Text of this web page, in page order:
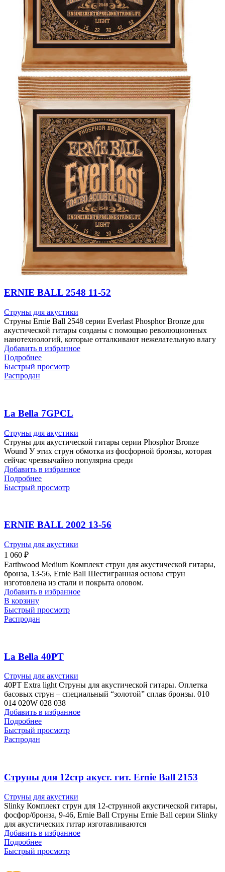
ERNIE BALL 2548 11-52
Струны для акустики
Струны Ernie Ball 2548 серии Everlast Phosphor Bronze для
акустической гитары созданы с помощью революционных
нанотехнологий, которые отталкивают нежелательную влагу
Добавить в избранное
Подробнее
Быстрый просмотр
Распродан
La Bella 7GPCL
Струны для акустики
Струны для акустической гитары серии Phosphor Bronze
Wound У этих струн обмотка из фосфорной бронзы, которая
сейчас чрезвычайно популярна среди
Добавить в избранное
Подробнее
Быстрый просмотр
ERNIE BALL 2002 13-56
Струны для акустики
1 060 ₽
Earthwood Medium Комплект струн для акустической гитары,
бронза, 13-56, Ernie Ball Шестигранная основа струн
изготовлена из стали и покрыта оловом.
Добавить в избранное
В корзину
Быстрый просмотр
Распродан
La Bella 40PT
Струны для акустики
40PT Extra light Струны для акустической гитары. Оплетка
басовых струн – специальный “золотой” сплав бронзы. 010
014 020W 028 038
Добавить в избранное
Подробнее
Быстрый просмотр
Распродан
Cтруны для 12стр акуст. гит. Ernie Ball 2153
Струны для акустики
Slinky Комплект струн для 12-струнной акустической гитары,
фосфор/бронза, 9-46, Ernie Ball Струны Ernie Ball серии Slinky
для акустических гитар изготавливаются
Добавить в избранное
Подробнее
Быстрый просмотр